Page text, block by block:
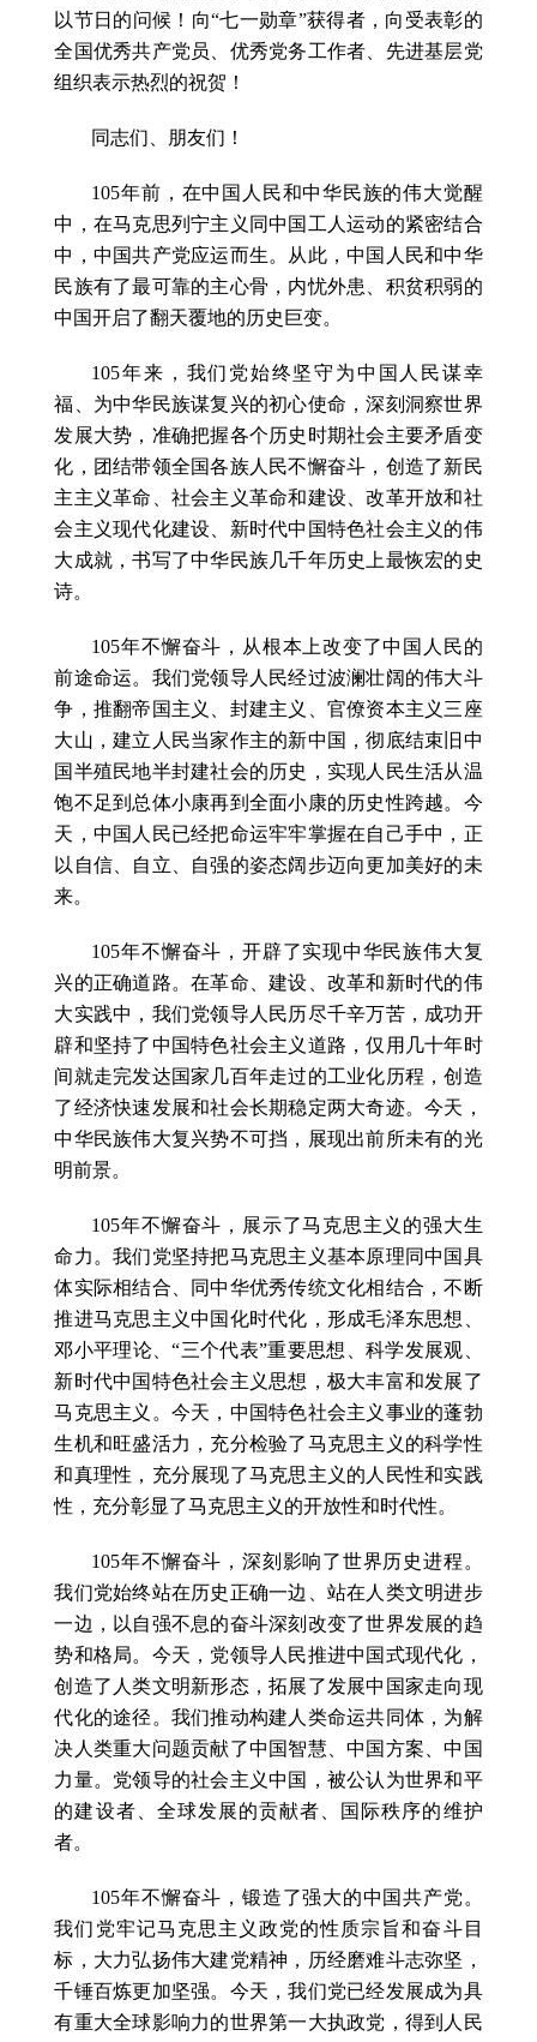
以节日的问候！向“七一勋章”获得者，向受表彰的
全国优秀共产党员、优秀党务工作者、先进基层党
组织表示热烈的祝贺！
同志们、朋友们！
105年前，在中国人民和中华民族的伟大觉醒
中，在马克思列宁主义同中国工人运动的紧密结合
中，中国共产党应运而生。从此，中国人民和中华
民族有了最可靠的主心骨，内忧外患、积贫积弱的
中国开启了翻天覆地的历史巨变。
105年来，我们党始终坚守为中国人民谋幸
福、为中华民族谋复兴的初心使命，深刻洞察世界
发展大势，准确把握各个历史时期社会主要矛盾变
化，团结带领全国各族人民不懈奋斗，创造了新民
主主义革命、社会主义革命和建设、改革开放和社
会主义现代化建设、新时代中国特色社会主义的伟
大成就，书写了中华民族几千年历史上最恢宏的史
诗。
105年不懈奋斗，从根本上改变了中国人民的
前途命运。我们党领导人民经过波澜壮阔的伟大斗
争，推翻帝国主义、封建主义、官僚资本主义三座
大山，建立人民当家作主的新中国，彻底结束旧中
国半殖民地半封建社会的历史，实现人民生活从温
饱不足到总体小康再到全面小康的历史性跨越。今
天，中国人民已经把命运牢牢掌握在自己手中，正
以自信、自立、自强的姿态阔步迈向更加美好的未
来。
105年不懈奋斗，开辟了实现中华民族伟大复
兴的正确道路。在革命、建设、改革和新时代的伟
大实践中，我们党领导人民历尽千辛万苦，成功开
辟和坚持了中国特色社会主义道路，仅用几十年时
间就走完发达国家几百年走过的工业化历程，创造
了经济快速发展和社会长期稳定两大奇迹。今天，
中华民族伟大复兴势不可挡，展现出前所未有的光
明前景。
105年不懈奋斗，展示了马克思主义的强大生
命力。我们党坚持把马克思主义基本原理同中国具
体实际相结合、同中华优秀传统文化相结合，不断
推进马克思主义中国化时代化，形成毛泽东思想、
邓小平理论、“三个代表”重要思想、科学发展观、
新时代中国特色社会主义思想，极大丰富和发展了
马克思主义。今天，中国特色社会主义事业的蓬勃
生机和旺盛活力，充分检验了马克思主义的科学性
和真理性，充分展现了马克思主义的人民性和实践
性，充分彰显了马克思主义的开放性和时代性。
105年不懈奋斗，深刻影响了世界历史进程。
我们党始终站在历史正确一边、站在人类文明进步
一边，以自强不息的奋斗深刻改变了世界发展的趋
势和格局。今天，党领导人民推进中国式现代化，
创造了人类文明新形态，拓展了发展中国家走向现
代化的途径。我们推动构建人类命运共同体，为解
决人类重大问题贡献了中国智慧、中国方案、中国
力量。党领导的社会主义中国，被公认为世界和平
的建设者、全球发展的贡献者、国际秩序的维护
者。
105年不懈奋斗，锻造了强大的中国共产党。
我们党牢记马克思主义政党的性质宗旨和奋斗目
标，大力弘扬伟大建党精神，历经磨难斗志弥坚，
千锤百炼更加坚强。今天，我们党已经发展成为具
有重大全球影响力的世界第一大执政党，得到人民